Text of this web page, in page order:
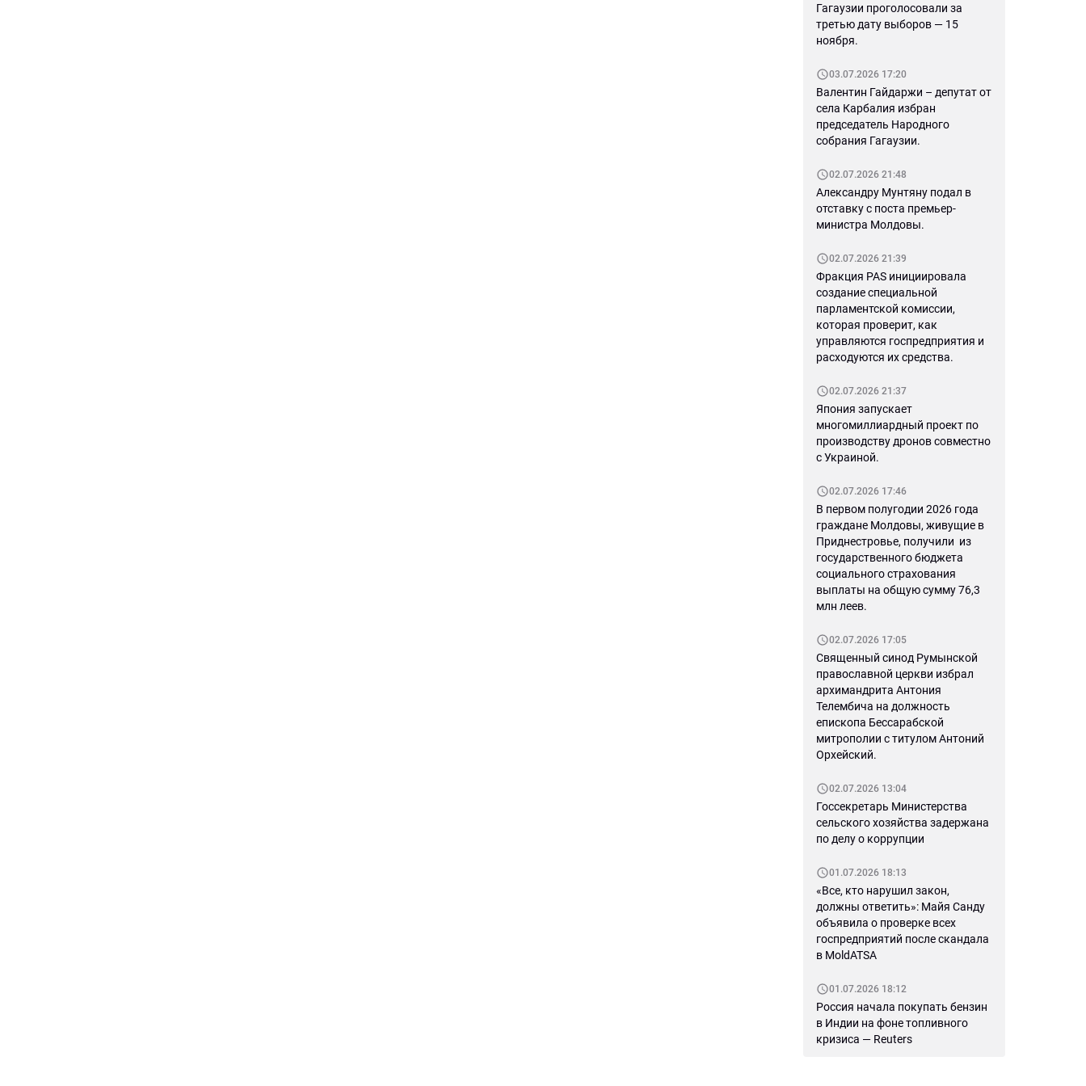
Гагаузии проголосовали за
третью дату выборов — 15
ноября.
03.07.2026 17:20
Валентин Гайдаржи – депутат от
села Карбалия избран
председатель Народного
собрания Гагаузии.
02.07.2026 21:48
Александру Мунтяну подал в
отставку с поста премьер-
министра Молдовы.
02.07.2026 21:39
Фракция PAS инициировала
создание специальной
парламентской комиссии,
которая проверит, как
управляются госпредприятия и
расходуются их средства.
02.07.2026 21:37
Япония запускает
многомиллиардный проект по
производству дронов совместно
с Украиной.
02.07.2026 17:46
В первом полугодии 2026 года
граждане Молдовы, живущие в
Приднестровье, получили из
государственного бюджета
социального страхования
выплаты на общую сумму 76,3
млн леев.
02.07.2026 17:05
Священный синод Румынской
православной церкви избрал
архимандрита Антония
Телембича на должность
епископа Бессарабской
митрополии с титулом Антоний
Орхейский.
02.07.2026 13:04
Госсекретарь Министерства
сельского хозяйства задержана
по делу о коррупции
01.07.2026 18:13
«Все, кто нарушил закон,
должны ответить»: Майя Санду
объявила о проверке всех
госпредприятий после скандала
в MoldATSA
01.07.2026 18:12
Россия начала покупать бензин
в Индии на фоне топливного
кризиса — Reuters